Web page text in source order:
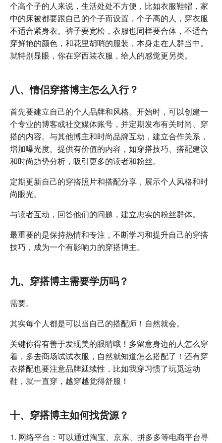
个高个子的人来说，生活处处不方便，比如衣服鞋帽，家
中的床被都要跟自己的个子而设置，个子高的人，穿衣服
不适合紧身衣。裤子要宽松，衣服也同样要合体，不适合
穿鲜艳的颜色，和花里胡哨的服装，本身走在人群当中。
就特别显眼，你在穿西装衣服，给人的感觉更另类。
八、情侣穿搭博主怎么入行？
首先要建立自己的个人品牌和风格。开始时，可以创建一
个专业的博客或社交媒体账号，并定期发布有关时尚、穿
搭的内容。与其他博主和时尚品牌互动，建立合作关系，
增加曝光度。提供有价值的内容，如穿搭技巧、搭配建议
和时尚趋势分析，吸引更多的读者和粉丝。
定期更新自己的穿搭照片和搭配分享，展示个人风格和时
尚眼光。
与读者互动，回答他们的问题，建立忠实的粉丝群体。
最重要的是保持热情和专注，不断学习和提升自己的穿搭
技巧，成为一个有影响力的穿搭博主。
九、穿搭博主需要学历吗？
需要。
其实每个人都是可以当自己的搭配师！自然就会。
关键你得有善于发现美的眼睛哦！多留意身边的人怎么穿
着，多去商场试试衣服，自然就知道怎么搭配了！还有穿
衣搭配也要注意品牌延续性，比如我穿习惯了玩觅运动
鞋，就一直穿，越穿越觉得舒服！
十、穿搭博主如何找货源？
1. 网络平台：可以通过淘宝、京东、拼多多等电商平台寻